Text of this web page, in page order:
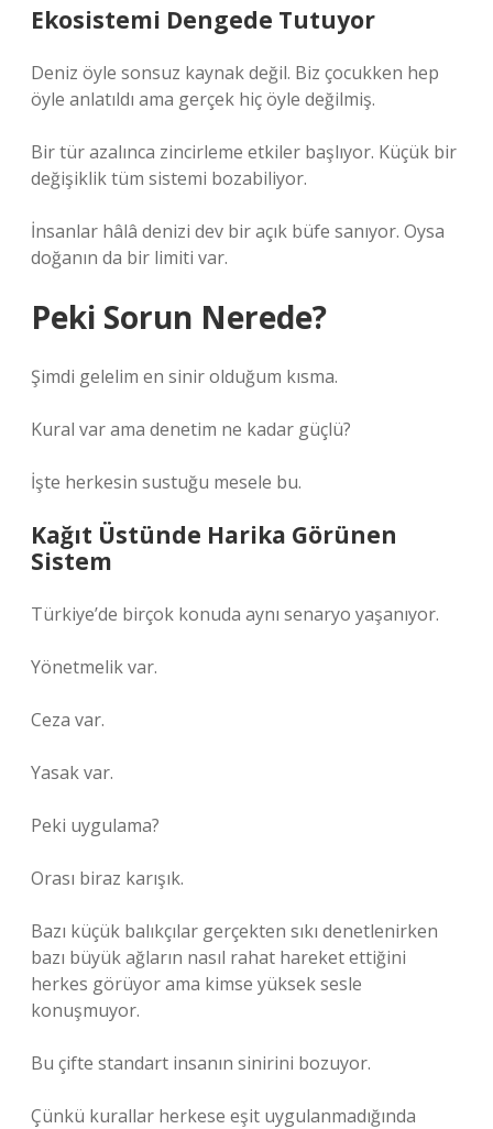
Ekosistemi Dengede Tutuyor
Deniz öyle sonsuz kaynak değil. Biz çocukken hep
öyle anlatıldı ama gerçek hiç öyle değilmiş.
Bir tür azalınca zincirleme etkiler başlıyor. Küçük bir
değişiklik tüm sistemi bozabiliyor.
İnsanlar hâlâ denizi dev bir açık büfe sanıyor. Oysa
doğanın da bir limiti var.
Peki Sorun Nerede?
Şimdi gelelim en sinir olduğum kısma.
Kural var ama denetim ne kadar güçlü?
İşte herkesin sustuğu mesele bu.
Kağıt Üstünde Harika Görünen
Sistem
Türkiye’de birçok konuda aynı senaryo yaşanıyor.
Yönetmelik var.
Ceza var.
Yasak var.
Peki uygulama?
Orası biraz karışık.
Bazı küçük balıkçılar gerçekten sıkı denetlenirken
bazı büyük ağların nasıl rahat hareket ettiğini
herkes görüyor ama kimse yüksek sesle
konuşmuyor.
Bu çifte standart insanın sinirini bozuyor.
Çünkü kurallar herkese eşit uygulanmadığında